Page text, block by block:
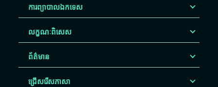
ការព្យាបាលឯកទេស
លក្ខណៈពិសេស
ព័ត៌មាន
ជ្រើសរើស​ភាសា